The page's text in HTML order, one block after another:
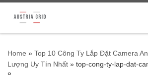
Skip to content
Home » Top 10 Công Ty Lắp Đặt Camera
Lượng Uy Tín Nhất » top-cong-ty-lap-dat-